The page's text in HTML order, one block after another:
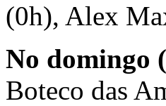
(0h), Alex
No domingo
Boteco das